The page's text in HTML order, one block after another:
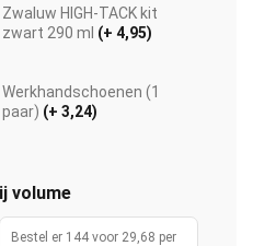
Zwaluw HIGH-TACK kit
zwart 290 ml (+ 4,95)
Werkhandschoenen (1
paar) (+ 3,24)
volume
Bestel er 144 voor 29,68 per